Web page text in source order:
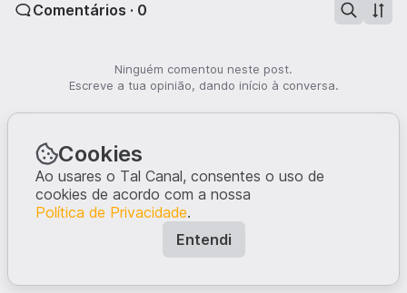
Comentários · 0
Ninguém comentou neste post.
Escreve a tua opinião, dando início à conversa.
Cookies
Ao usares o Tal Canal, consentes o uso de
cookies de acordo com a nossa
Política de Privacidade.
Entendi